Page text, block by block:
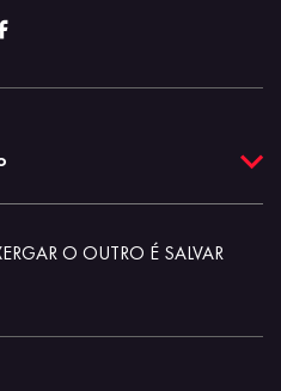
O OUTRO É SALVAR